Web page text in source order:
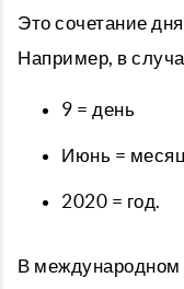
Это сочетание
Например, в
9 = день
Июнь = месяц
2020 = год.
В